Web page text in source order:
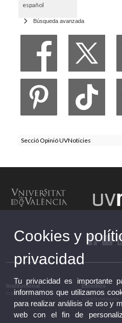
español
Búsqueda avanzada
Secció Opinió UVNoticies
Institucional
Institucional
Estudios
Estudios y
Cookies y
privacidad
Tu privacidad es importante
informamos que utilizamos
para realizar análisis de uso y
web con el fin de